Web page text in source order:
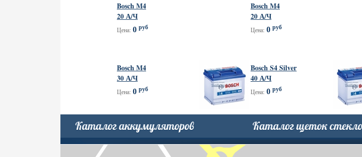
Bosch M4
20 А/Ч
Цена: 0 руб
Bosch M4
20 А/Ч
Цена: 0 руб
Bosch M4
30 А/Ч
Цена: 0 руб
Bosch S4 Silver
40 А/Ч
Цена: 0 руб